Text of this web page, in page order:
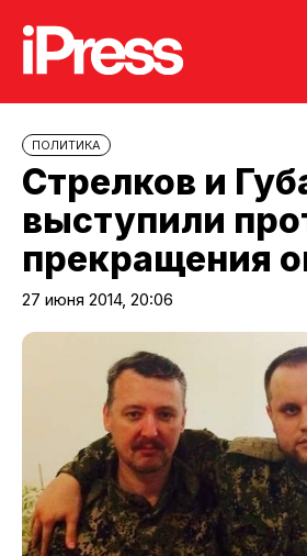
ПОЛИТИКА
Стрелков и
выступили
прекращения
27 июня 2014, 20:06